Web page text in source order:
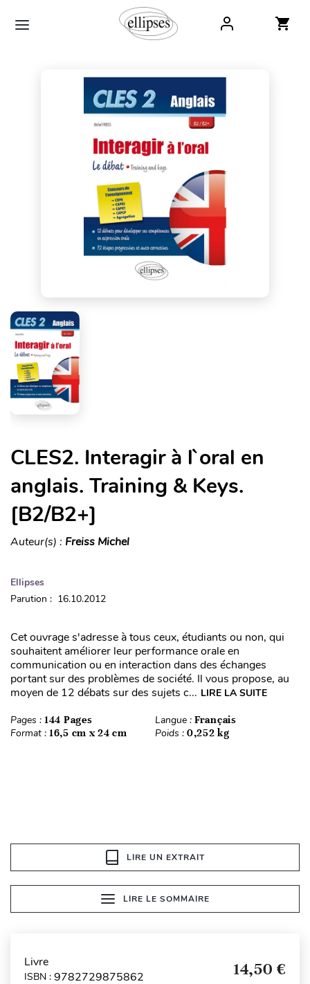
CLES2. Interagir à l`oral en
anglais. Training & Keys.
[B2/B2+]
Auteur(s) : Freiss Michel
Ellipses
Parution : 16.10.2012
Cet ouvrage s'adresse à tous ceux, étudiants ou non, qui
souhaitent améliorer leur performance orale en
communication ou en interaction dans des échanges
portant sur des problèmes de société. Il vous propose, au
moyen de 12 débats sur des sujets c... LIRE LA SUITE
Pages : 144 Pages Langue : Français
Format : 16,5 cm x 24 cm Poids : 0,252 kg
LIRE UN EXTRAIT
LIRE LE SOMMAIRE
Livre
ISBN : 9782729875862 14,50 €